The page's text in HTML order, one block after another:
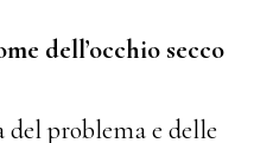
dell’occhio secco
del problema e delle